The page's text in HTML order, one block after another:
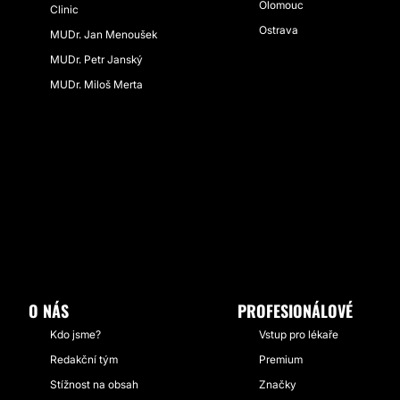
Clinic
MUDr. Jan Menoušek
MUDr. Petr Janský
MUDr. Miloš Merta
Olomouc
Ostrava
O NÁS
Kdo jsme?
Redakční tým
Stížnost na obsah
PROFESIONÁLOVÉ
Vstup pro lékaře
Premium
Značky